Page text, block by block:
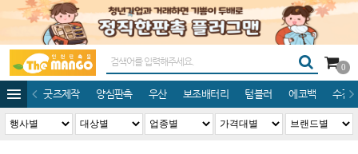
0
굿즈제작 양심판촉 우산 보조배터리 텀블러 에코백 수건/